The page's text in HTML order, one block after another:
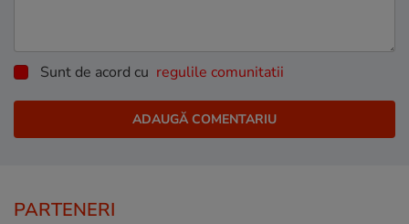
Sunt de acord cu regulile comunitatii
PARTENERI